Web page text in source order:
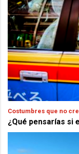
Costumbres que no
¿Qué pensarías si